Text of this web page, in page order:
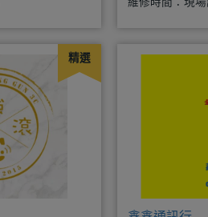
精選